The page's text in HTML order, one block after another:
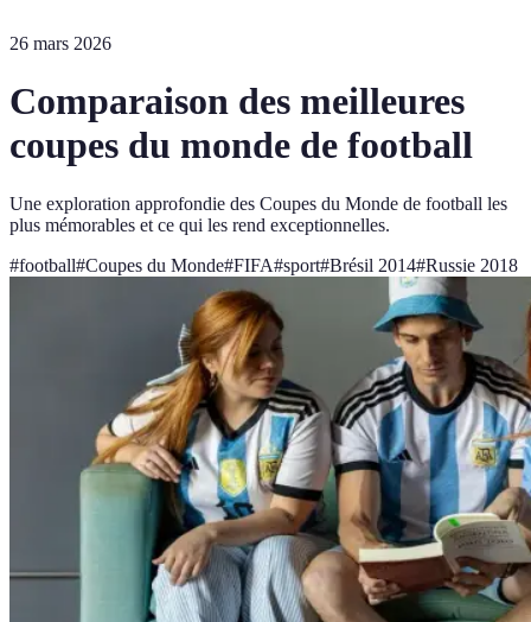
26 mars 2026
Comparaison des meilleures
coupes du monde de football
Une exploration approfondie des Coupes du Monde de football les
plus mémorables et ce qui les rend exceptionnelles.
#football#Coupes du Monde#FIFA#sport#Brésil 2014#Russie 2018